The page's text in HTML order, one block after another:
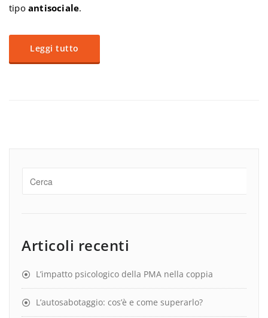
tipo antisociale.
Leggi tutto
Articoli recenti
L’impatto psicologico della PMA nella coppia
L’autosabotaggio: cos’è e come superarlo?